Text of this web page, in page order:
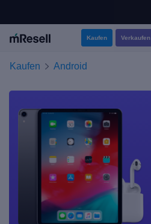
Kaufen Verkaufen
Kaufen Android